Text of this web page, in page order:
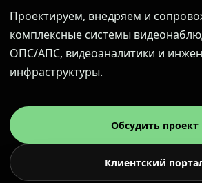
Проектируем, внедряем и
комплексные системы
ОПС/АПС, видеоаналитики и
инфраструктуры.
Обсудить проект
Клиентский